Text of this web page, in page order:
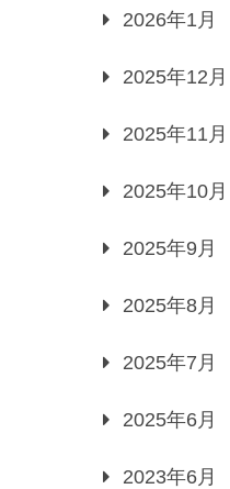
2026年1月
2025年12月
2025年11月
2025年10月
2025年9月
2025年8月
2025年7月
2025年6月
2023年6月